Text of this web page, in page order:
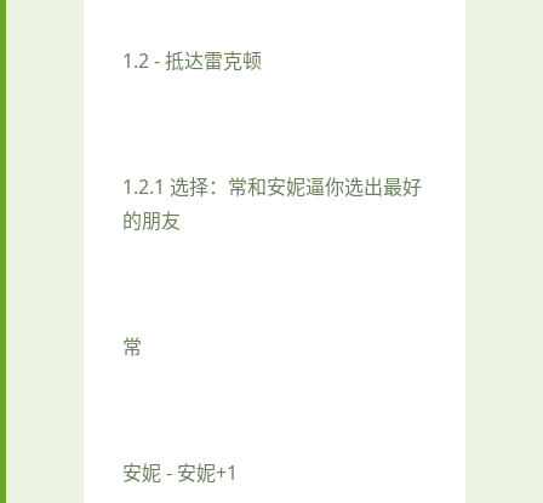
1.2 - 抵达雷克顿
1.2.1 选择：常和安妮逼你选出最好
的朋友
常
安妮 - 安妮+1